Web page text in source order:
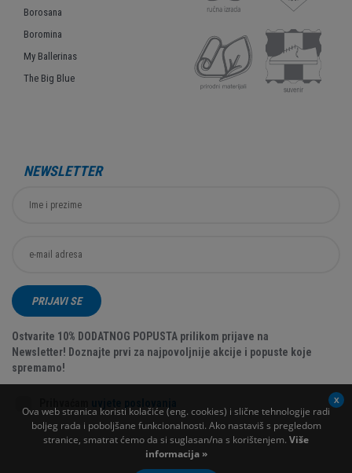
Borosana
Boromina
My Ballerinas
The Big Blue
NEWSLETTER
PRIJAVI SE
Ostvarite 10% DODATNOG POPUSTA prilikom prijave na
Newsletter! Doznajte prvi za najpovoljnije akcije i popuste koje
spremamo!
Ova web stranica koristi kolačiće (eng. cookies) i slične tehnologije radi
boljeg rada i poboljšane funkcionalnosti. Ako nastaviš s pregledom
stranice, smatrat ćemo da si suglasan/na s korištenjem. Više
informacija »